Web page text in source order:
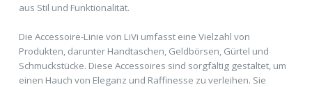
aus Stil und Funktionalität.
Die Accessoire-Linie von LiVi umfasst eine Vielzahl von
Produkten, darunter Handtaschen, Geldbörsen, Gürtel und
Schmuckstücke. Diese Accessoires sind sorgfältig gestaltet, um
einen Hauch von Eleganz und Raffinesse zu verleihen. Sie